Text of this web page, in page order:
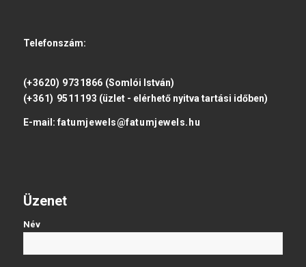
Telefonszám:
(+3620) 9731866 (Somlói István)
(+361) 9511193 (üzlet - elérhető nyitva tartási időben)
E-mail: fatumjewels@fatumjewels.hu
Üzenet
Név